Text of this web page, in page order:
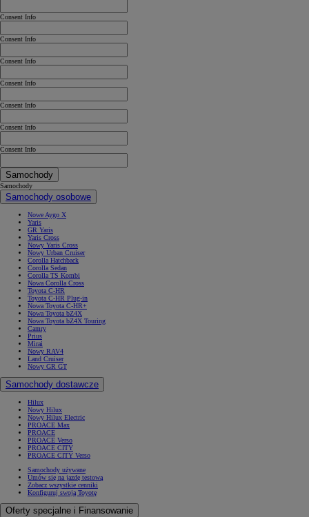
Consent Info
Consent Info
Consent Info
Consent Info
Consent Info
Consent Info
Consent Info
Samochody
Samochody
Samochody osobowe
Nowe Aygo X
Yaris
GR Yaris
Yaris Cross
Nowy Yaris Cross
Nowy Urban Cruiser
Corolla Hatchback
Corolla Sedan
Corolla TS Kombi
Nowa Corolla Cross
Toyota C-HR
Toyota C-HR Plug-in
Nowa Toyota C-HR+
Nowa Toyota bZ4X
Nowa Toyota bZ4X Touring
Camry
Prius
Mirai
Nowy RAV4
Land Cruiser
Nowy GR GT
Samochody dostawcze
Hilux
Nowy Hilux
Nowy Hilux Electric
PROACE Max
PROACE
PROACE Verso
PROACE CITY
PROACE CITY Verso
Samochody używane
Umów się na jazdę testową
Zobacz wszystkie cenniki
Konfiguruj swoją Toyotę
Oferty specjalne i Finansowanie